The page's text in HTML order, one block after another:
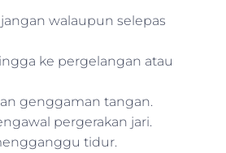
walaupun selepas
ke pergelangan atau
genggaman tangan.
pergerakan jari.
tidur.